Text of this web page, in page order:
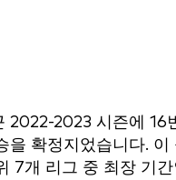
2022-2023 시즌에 16
을 확정지었습니다. 이
7개 리그 중 최장 기